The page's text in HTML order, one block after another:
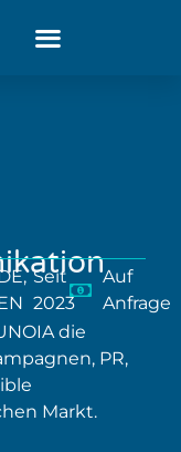
Seit
2023
Auf
Anfrage
die
PR,
Markt.